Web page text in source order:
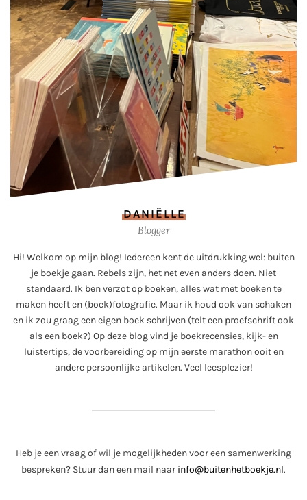
DANIËLLE
Blogger
Hi! Welkom op mijn blog! Iedereen kent de uitdrukking wel: buiten
je boekje gaan. Rebels zijn, het net even anders doen. Niet
standaard. Ik ben verzot op boeken, alles wat met boeken te
maken heeft en (boek)fotografie. Maar ik houd ook van schaken
en ik zou graag een eigen boek schrijven (telt een proefschrift ook
als een boek?) Op deze blog vind je boekrecensies, kijk- en
luistertips, de voorbereiding op mijn eerste marathon ooit en
andere persoonlijke artikelen. Veel leesplezier!
Heb je een vraag of wil je mogelijkheden voor een samenwerking
bespreken? Stuur dan een mail naar info@buitenhetboekje.nl.